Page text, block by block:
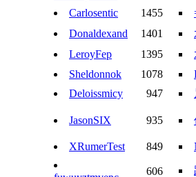
Carlosentic 1455
Donaldexand
1401
LeroyFep
1395
Sheldonnok
1078
Deloissmicy
947
JasonSIX 935
XRumerTest 849
606